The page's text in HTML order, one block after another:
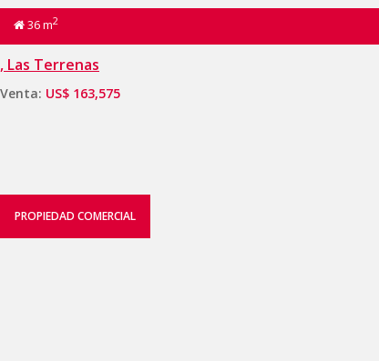
36 m2
, Las Terrenas
Venta: US$ 163,575
PROPIEDAD COMERCIAL